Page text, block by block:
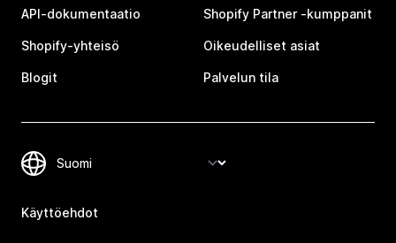
API-dokumentaatio
Shopify-yhteisö
Blogit
Shopify Partner ‑kumppanit
Oikeudelliset asiat
Palvelun tila
Käyttöehdot